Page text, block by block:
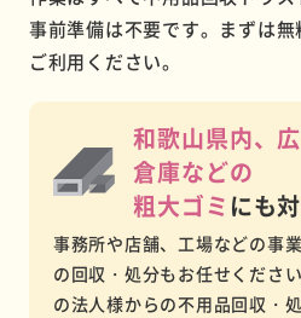
事前準備は不要です。まずは
ご利用ください。
和歌山県内、
倉庫などの
粗大ゴミ にも
事務所や店舗、工場などの事
の回収・処分もお任せくださ
の法人様からの不用品回収・